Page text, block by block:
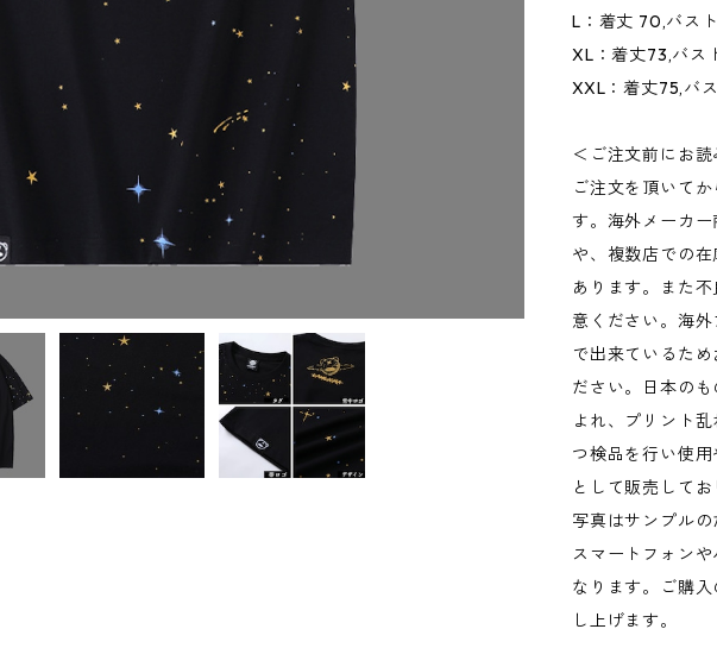
L：着丈 70,バス
XL：着丈73,バス
XXL：着丈75,バ
＜ご注文前にお
ご注文を頂いて
す。海外メーカ
や、複数店での
あります。また
意ください。海
で出来ているた
ださい。日本の
よれ、プリント
つ検品を行い使
として販売して
写真はサンプル
スマートフォン
なります。ご購
し上げます。